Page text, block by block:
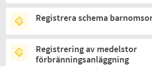
Registrera schema
Registrering av medelstor
förbränningsanläggning